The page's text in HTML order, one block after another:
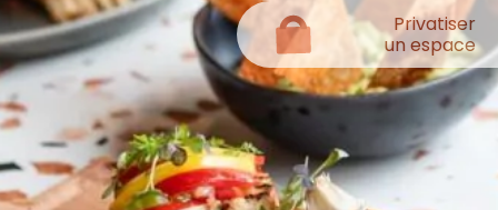
Privatiser
un espace